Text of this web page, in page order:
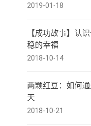
2019-01-18
【成功故事】认
稳的幸福
2018-10-14
两颗红豆：如何
天
2018-10-21